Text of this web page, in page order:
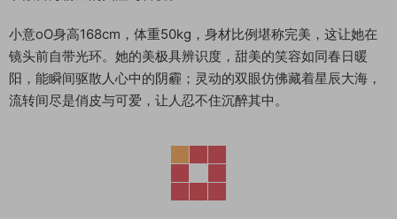
小意oO身高168cm，体重50kg，身材比例堪称完美，这让她在
镜头前自带光环。她的美极具辨识度，甜美的笑容如同春日暖
阳，能瞬间驱散人心中的阴霾；灵动的双眼仿佛藏着星辰大海，
流转间尽是俏皮与可爱，让人忍不住沉醉其中。